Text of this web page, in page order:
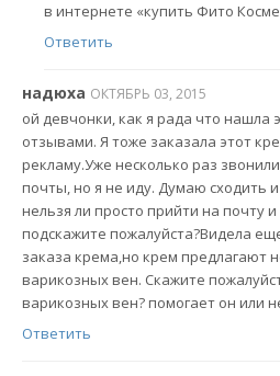
в интернете «купить Фито
Ответить
надюха ОКТЯБРЬ 03, 2015
ой девчонки, как я рада что нашла
отзывами. Я тоже заказала этот
рекламу.Уже несколько раз
почты, но я не иду. Думаю сходить
нельзя ли просто прийти на почту
подскажите пожалуйста?Видела
заказа крема,но крем предлагают
варикозных вен. Скажите
варикозных вен? помогает он или
Ответить